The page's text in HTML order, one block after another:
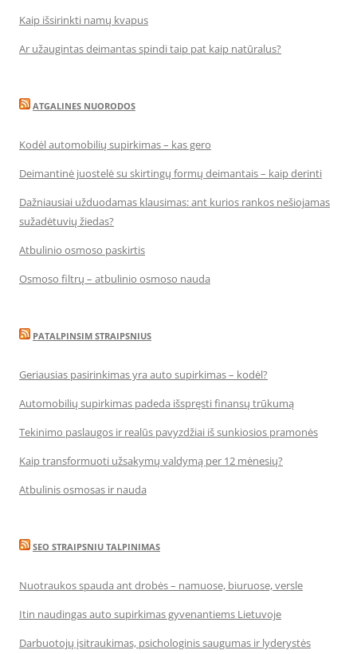
Kaip išsirinkti namų kvapus
Ar užaugintas deimantas spindi taip pat kaip natūralus?
ATGALINES NUORODOS
Kodėl automobilių supirkimas – kas gero
Deimantinė juostelė su skirtingų formų deimantais – kaip derinti
Dažniausiai užduodamas klausimas: ant kurios rankos nešiojamas
sužadėtuvių žiedas?
Atbulinio osmoso paskirtis
Osmoso filtrų – atbulinio osmoso nauda
PATALPINSIM STRAIPSNIUS
Geriausias pasirinkimas yra auto supirkimas – kodėl?
Automobilių supirkimas padeda išspręsti finansų trūkumą
Tekinimo paslaugos ir realūs pavyzdžiai iš sunkiosios pramonės
Kaip transformuoti užsakymų valdymą per 12 mėnesių?
Atbulinis osmosas ir nauda
SEO STRAIPSNIU TALPINIMAS
Nuotraukos spauda ant drobės – namuose, biuruose, versle
Itin naudingas auto supirkimas gyvenantiems Lietuvoje
Darbuotojų įsitraukimas, psichologinis saugumas ir lyderystės